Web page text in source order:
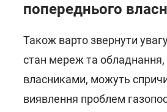
попереднього
Також варто звернути
стан мереж та обладнання,
власниками, можуть
виявлення проблем